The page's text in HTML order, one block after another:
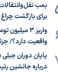
بمب
برای بازگشت
واریز ۳
واقعیت دارد؟/
پایان دوران
درباره جانشین